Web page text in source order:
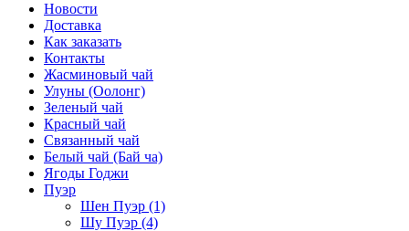
Новости
Доставка
Как заказать
Контакты
Жасминовый чай
Улуны (Оолонг)
Зеленый чай
Красный чай
Связанный чай
Белый чай (Бай ча)
Ягоды Годжи
Пуэр
Шен Пуэр (1)
Шу Пуэр (4)